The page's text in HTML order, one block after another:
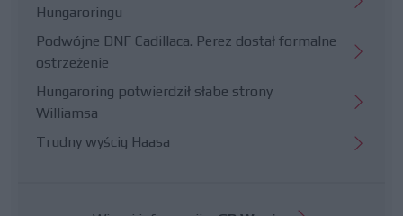
Hungaroringu
Podwójne DNF Cadillaca. Perez dostał formalne
ostrzeżenie
Hungaroring potwierdził słabe strony
Williamsa
Trudny wyścig Haasa